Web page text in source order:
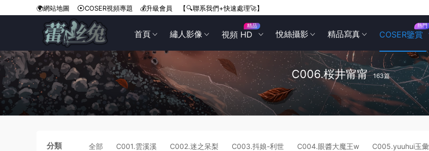
首頁 繡人影像 視頻 HD
精品
悅絲攝影 精品寫真 COSER鑒賞
熱門
🌍網站地圖 COSER視頻專題 💰升級會員 【🔍聯系我們+快速處理🚀】
C006.桜井甯甯 163篇
分類 全部 C001.雲溪溪 C002.迷之呆梨 C003.抖娘-利世 C004.眼醬大魔王w C005.yuuhui玉彙